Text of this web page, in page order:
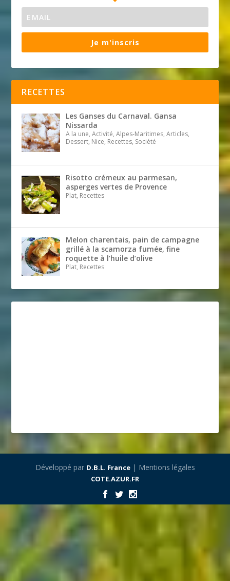
Je m'inscris
RECETTES
Les Ganses du Carnaval. Gansa
Nissarda
A la une, Activité, Alpes-Maritimes, Articles,
Dessert, Nice, Recettes, Société
Risotto crémeux au parmesan,
asperges vertes de Provence
Plat, Recettes
Melon charentais, pain de campagne
grillé à la scamorza fumée, fine
roquette à l’huile d’olive
Plat, Recettes
Développé par D.B.L. France| Mentions légales
COTE.AZUR.FR